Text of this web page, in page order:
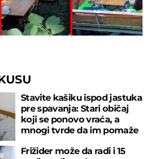
Video
Stavite kašiku ispod jastuka
pre spavanja: Stari običaj
koji se ponovo vraća, a
mnogi tvrde da im pomaže
Frižider može da radi i 15